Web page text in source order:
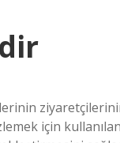
için